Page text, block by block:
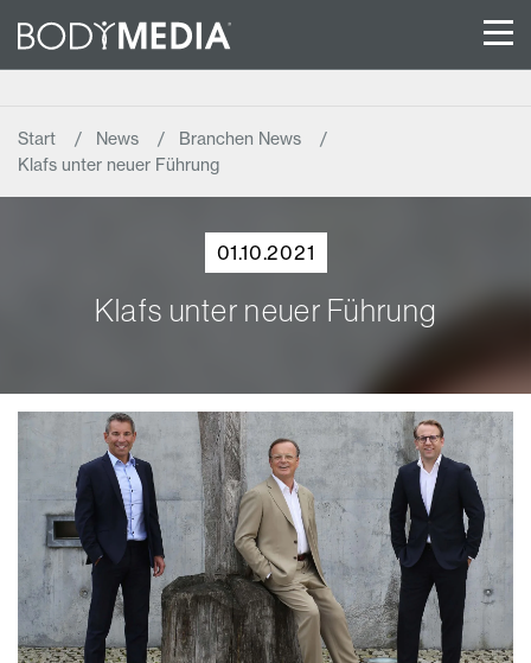
Start News
Branchen News
Klafs unter neuer Führung
01.10.2021
Klafs unter neuer Führung